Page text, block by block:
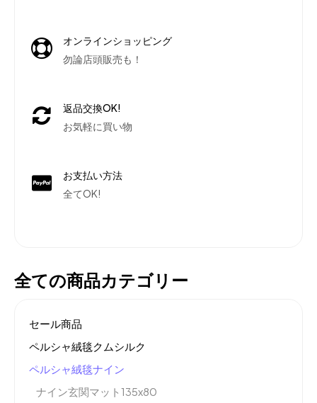
オンラインショッピング
勿論店頭販売も！
返品交換OK!
お気軽に買い物
お支払い方法
全てOK!
全ての商品カテゴリー
セール商品
ペルシャ絨毯クムシルク
ペルシャ絨毯ナイン
ナイン玄関マット135x80